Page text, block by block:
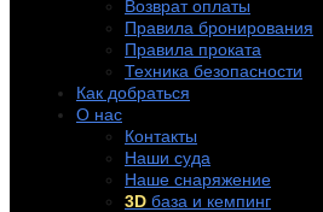
Возврат оплаты
Правила бронирования
Правила проката
Техника безопасности
Как добраться
О нас
Контакты
Наши суда
Наше снаряжение
3D база и кемпинг